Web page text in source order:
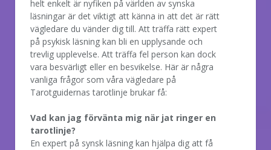
helt enkelt är nyfiken på världen av synska
läsningar är det viktigt att känna in att det är rätt
vägledare du vänder dig till. Att träffa rätt expert
på psykisk läsning kan bli en upplysande och
trevlig upplevelse. Att träffa fel person kan dock
vara besvärligt eller en besvikelse. Här är några
vanliga frågor som våra vägledare på
Tarotguidernas tarotlinje brukar få:
Vad kan jag förvänta mig när jat ringer en
tarotlinje?
En expert på synsk läsning kan hjälpa dig att få